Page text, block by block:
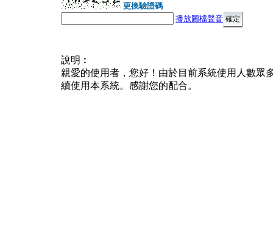
更換驗證碼
播放圖檔聲音
說明︰
親愛的使用者，您好！由於目前系統使用人數眾
續使用本系統。感謝您的配合。